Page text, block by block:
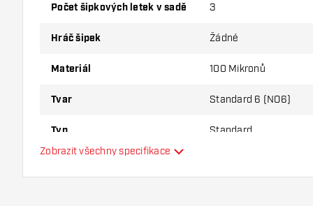
varianta vám vyhovuje nejlépe!
Počet šipkových letek v sadě 3
Hráč šipek Žádné
Materiál 100 Mikronů
Tvar Standard 6 (NO6)
Typ Standard
Zobrazit všechny specifikace